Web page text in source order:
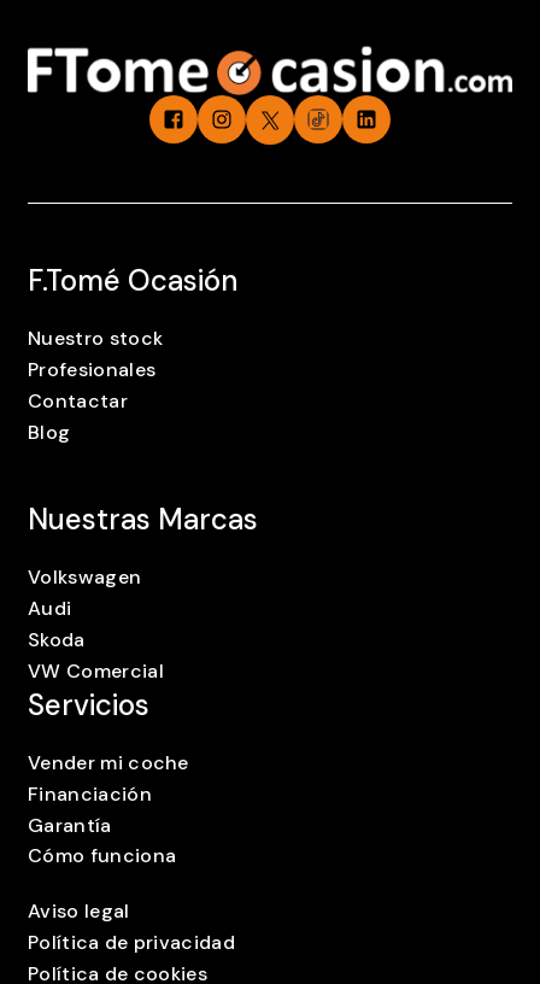
F.Tomé Ocasión
Nuestro stock
Profesionales
Contactar
Blog
Nuestras Marcas
Volkswagen
Audi
Skoda
VW Comercial
Servicios
Vender mi coche
Financiación
Garantía
Cómo funciona
Aviso legal
Política de privacidad
Política de cookies